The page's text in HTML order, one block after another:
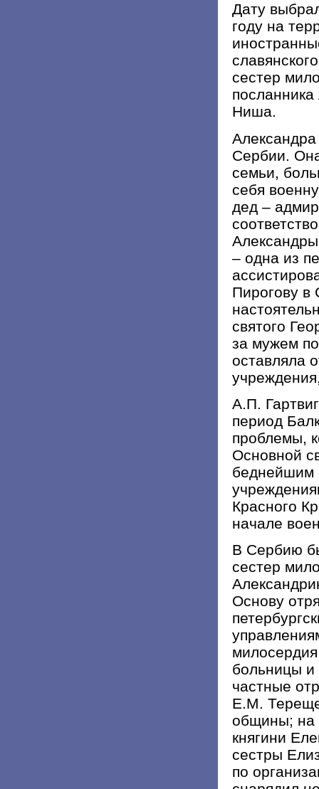
Дату
году на
сестер
Ниша.
Сербии.
семьи,
себя
дед –
– одна из
Пирогову в
святого
за мужем
оставляла
А.П.
период
проблемы,
Основной
беднейшим
Красного
начале
В Сербию
сестер
Основу
больницы
частные
Е.М.
общины; на
княгини
сестры
по